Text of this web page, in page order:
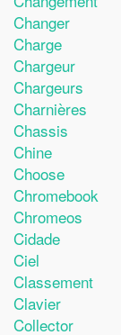
Changer
Charge
Chargeur
Chargeurs
Charnières
Chassis
Chine
Choose
Chromebook
Chromeos
Cidade
Ciel
Classement
Clavier
Collector